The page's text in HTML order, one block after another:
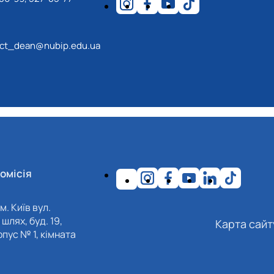
Київ вул.
шлях, буд. 19,
№ 1, кімната
Карта